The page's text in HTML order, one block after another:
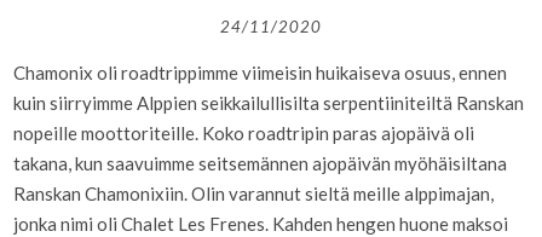
24/11/2020
Chamonix oli roadtrippimme viimeisin huikaiseva osuus, ennen
kuin siirryimme Alppien seikkailullisilta serpentiiniteiltä Ranskan
nopeille moottoriteille. Koko roadtripin paras ajopäivä oli
takana, kun saavuimme seitsemännen ajopäivän myöhäisiltana
Ranskan Chamonixiin. Olin varannut sieltä meille alppimajan,
jonka nimi oli Chalet Les Frenes. Kahden hengen huone maksoi